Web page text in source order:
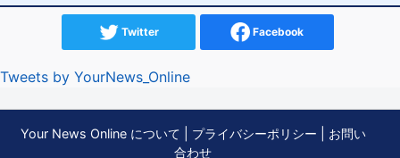
Twitter Facebook
Tweets by YourNews_Online
Your News Online について プライバシーポリシー
お問い
合わせ